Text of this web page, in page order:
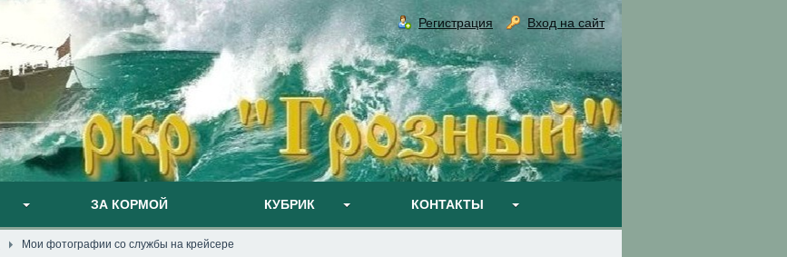
Регистрация Вход на сайт
ЗА КОРМОЙ КУБРИК КОНТАКТЫ
Мои фотографии со службы на крейсере